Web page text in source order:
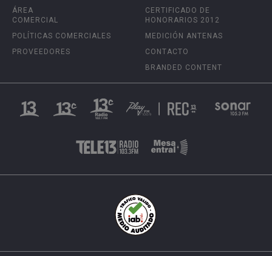
ÁREA
COMERCIAL
POLÍTICAS COMERCIALES
PROVEEDORES
CERTIFICADO DE
HONORARIOS 2012
MEDICIÓN ANTENAS
CONTACTO
BRANDED CONTENT